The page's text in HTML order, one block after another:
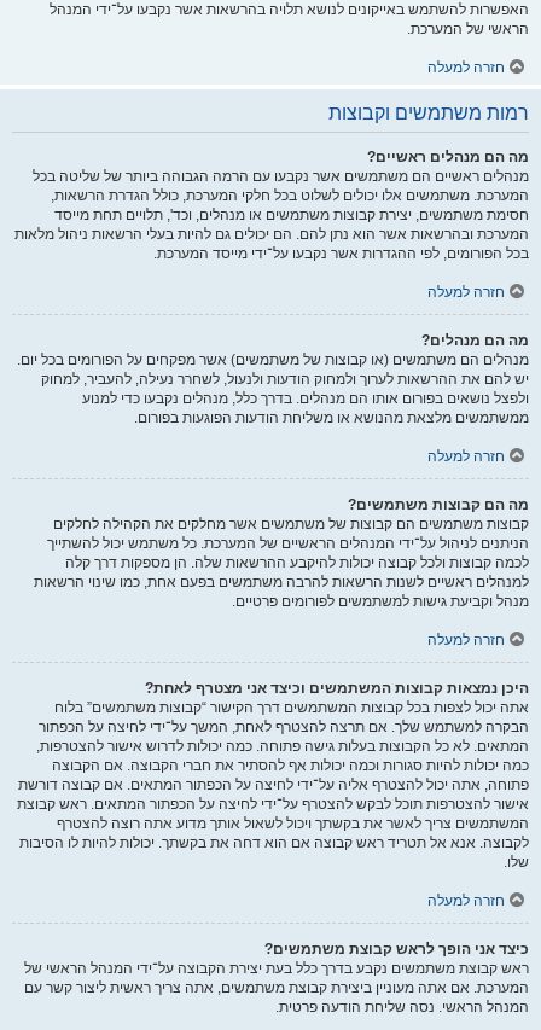
האפשרות להשתמש באייקונים לנושא תלויה בהרשאות אשר נקבעו על־ידי המנהל
הראשי של המערכת.
חזרה למעלה
רמות משתמשים וקבוצות
מה הם מנהלים ראשיים?
מנהלים ראשיים הם משתמשים אשר נקבעו עם הרמה הגבוהה ביותר של שליטה בכל
המערכת. משתמשים אלו יכולים לשלוט בכל חלקי המערכת, כולל הגדרת הרשאות,
חסימת משתמשים, יצירת קבוצות משתמשים או מנהלים, וכד', תלויים תחת מייסד
המערכת ובהרשאות אשר הוא נתן להם. הם יכולים גם להיות בעלי הרשאות ניהול מלאות
בכל הפורומים, לפי ההגדרות אשר נקבעו על־ידי מייסד המערכת.
חזרה למעלה
מה הם מנהלים?
מנהלים הם משתמשים (או קבוצות של משתמשים) אשר מפקחים על הפורומים בכל יום.
יש להם את ההרשאות לערוך ולמחוק הודעות ולנעול, לשחרר נעילה, להעביר, למחוק
ולפצל נושאים בפורום אותו הם מנהלים. בדרך כלל, מנהלים נקבעו כדי למנוע
ממשתמשים מלצאת מהנושא או משליחת הודעות הפוגעות בפורום.
חזרה למעלה
מה הם קבוצות משתמשים?
קבוצות משתמשים הם קבוצות של משתמשים אשר מחלקים את הקהילה לחלקים
הניתנים לניהול על־ידי המנהלים הראשיים של המערכת. כל משתמש יכול להשתייך
לכמה קבוצות ולכל קבוצה יכולות להיקבע ההרשאות שלה. הן מספקות דרך קלה
למנהלים ראשיים לשנות הרשאות להרבה משתמשים בפעם אחת, כמו שינוי הרשאות
מנהל וקביעת גישות למשתמשים לפורומים פרטיים.
חזרה למעלה
היכן נמצאות קבוצות המשתמשים וכיצד אני מצטרף לאחת?
אתה יכול לצפות בכל קבוצות המשתמשים דרך הקישור “קבוצות משתמשים” בלוח
הבקרה למשתמש שלך. אם תרצה להצטרף לאחת, המשך על־ידי לחיצה על הכפתור
המתאים. לא כל הקבוצות בעלות גישה פתוחה. כמה יכולות לדרוש אישור להצטרפות,
כמה יכולות להיות סגורות וכמה יכולות אף להסתיר את חברי הקבוצה. אם הקבוצה
פתוחה, אתה יכול להצטרף אליה על־ידי לחיצה על הכפתור המתאים. אם קבוצה דורשת
אישור להצטרפות תוכל לבקש להצטרף על־ידי לחיצה על הכפתור המתאים. ראש קבוצת
המשתמשים צריך לאשר את בקשתך ויכול לשאול אותך מדוע אתה רוצה להצטרף
לקבוצה. אנא אל תטריד ראש קבוצה אם הוא דחה את בקשתך. יכולות להיות לו הסיבות
שלו.
חזרה למעלה
כיצד אני הופך לראש קבוצת משתמשים?
ראש קבוצת משתמשים נקבע בדרך כלל בעת יצירת הקבוצה על־ידי המנהל הראשי של
המערכת. אם אתה מעוניין ביצירת קבוצת משתמשים, אתה צריך ראשית ליצור קשר עם
המנהל הראשי. נסה שליחת הודעה פרטית.